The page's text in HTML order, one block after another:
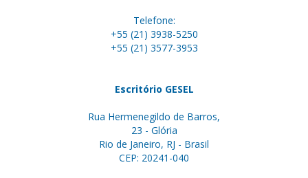
Telefone:
+55 (21) 3938-5250
+55 (21) 3577-3953
Escritório GESEL
Rua Hermenegildo de Barros,
23 - Glória
Rio de Janeiro, RJ - Brasil
CEP: 20241-040